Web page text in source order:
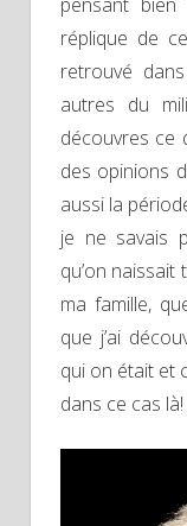
pensant
réplique de
retrouvé
autres du
découvres ce
des opinions
aussi la
je ne savais
qu’on
ma famille,
que j’ai
qui on était et
dans ce cas là!